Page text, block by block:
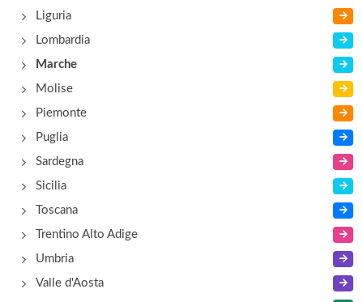
Bristol
Liguria
Lombardia
Marche
Molise
Piemonte
Puglia
Sardegna
Sicilia
Toscana
Trentino Alto Adige
Umbria
Valle d'Aosta